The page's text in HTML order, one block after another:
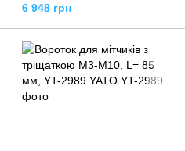
6 948 грн